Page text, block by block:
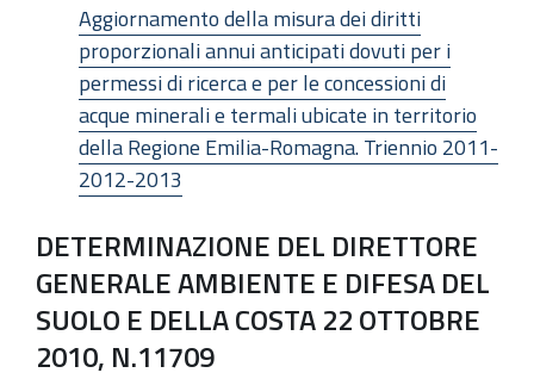
Aggiornamento della misura dei diritti
proporzionali annui anticipati dovuti per i
permessi di ricerca e per le concessioni di
acque minerali e termali ubicate in territorio
della Regione Emilia-Romagna. Triennio 2011-
2012-2013
DETERMINAZIONE DEL DIRETTORE
GENERALE AMBIENTE E DIFESA DEL
SUOLO E DELLA COSTA 22 OTTOBRE
2010, N.11709